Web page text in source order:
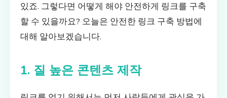
있죠. 그렇다면 어떻게 해야 안전하게 링크를 구축
할 수 있을까요? 오늘은 안전한 링크 구축 방법에
대해 알아보겠습니다.
1. 질 높은 콘텐츠 제작